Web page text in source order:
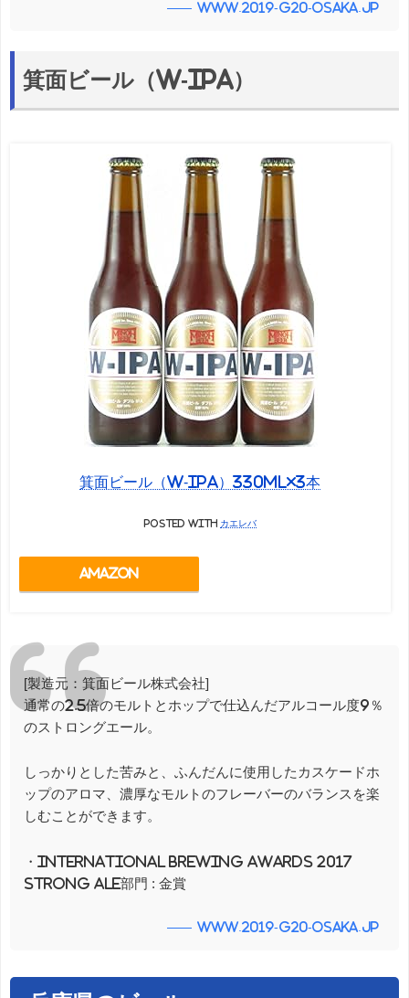
www.2019-g20-osaka.jp
箕面ビール（W-IPA）
箕面ビール（W-IPA）330ml×3本
posted with カエレバ
Amazon
[製造元：箕面ビール株式会社]
通常の2.5倍のモルトとホップで仕込んだアルコール度9％
のストロングエール。
しっかりとした苦みと、ふんだんに使用したカスケードホ
ップのアロマ、濃厚なモルトのフレーバーのバランスを楽
しむことができます。
・International Brewing Awards 2017
Strong Ale部門 : 金賞
www.2019-g20-osaka.jp